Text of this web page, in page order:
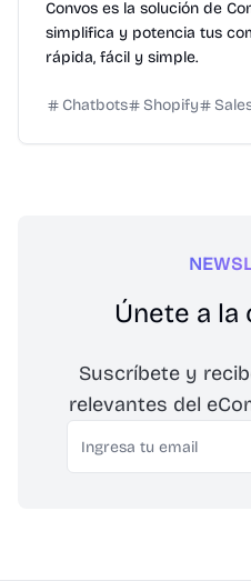
Convos es la solución de
simplifica y potencia tus
rápida, fácil y simple.
Chatbots Shopify
Únete a la
Suscríbete y
relevantes del
Email